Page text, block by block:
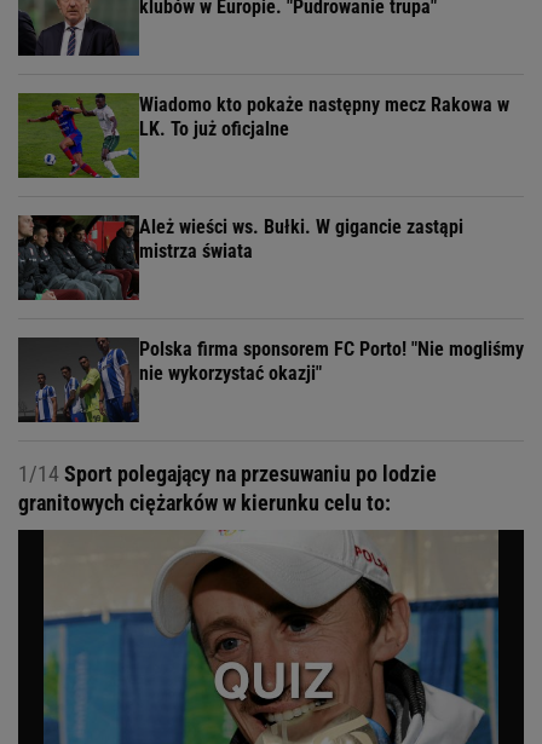
klubów w Europie. "Pudrowanie trupa"
Wiadomo kto pokaże następny mecz Rakowa w
LK. To już oficjalne
Ależ wieści ws. Bułki. W gigancie zastąpi
mistrza świata
Polska firma sponsorem FC Porto! "Nie mogliśmy
nie wykorzystać okazji"
1/14Sport polegający na przesuwaniu po lodzie
granitowych ciężarków w kierunku celu to: